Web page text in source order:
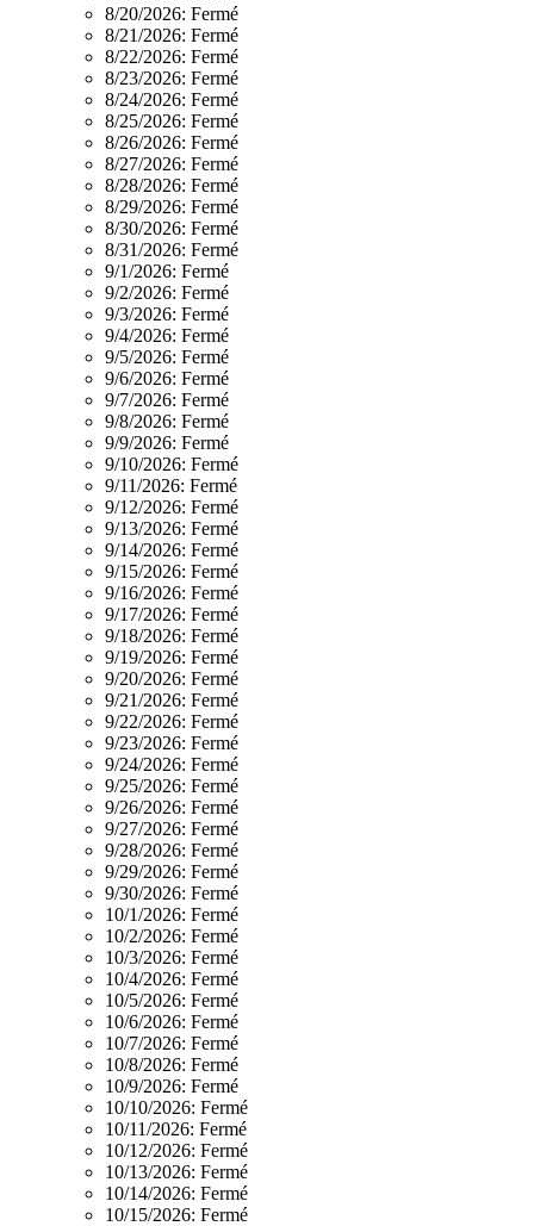
8/20/2026: Fermé
8/21/2026: Fermé
8/22/2026: Fermé
8/23/2026: Fermé
8/24/2026: Fermé
8/25/2026: Fermé
8/26/2026: Fermé
8/27/2026: Fermé
8/28/2026: Fermé
8/29/2026: Fermé
8/30/2026: Fermé
8/31/2026: Fermé
9/1/2026: Fermé
9/2/2026: Fermé
9/3/2026: Fermé
9/4/2026: Fermé
9/5/2026: Fermé
9/6/2026: Fermé
9/7/2026: Fermé
9/8/2026: Fermé
9/9/2026: Fermé
9/10/2026: Fermé
9/11/2026: Fermé
9/12/2026: Fermé
9/13/2026: Fermé
9/14/2026: Fermé
9/15/2026: Fermé
9/16/2026: Fermé
9/17/2026: Fermé
9/18/2026: Fermé
9/19/2026: Fermé
9/20/2026: Fermé
9/21/2026: Fermé
9/22/2026: Fermé
9/23/2026: Fermé
9/24/2026: Fermé
9/25/2026: Fermé
9/26/2026: Fermé
9/27/2026: Fermé
9/28/2026: Fermé
9/29/2026: Fermé
9/30/2026: Fermé
10/1/2026: Fermé
10/2/2026: Fermé
10/3/2026: Fermé
10/4/2026: Fermé
10/5/2026: Fermé
10/6/2026: Fermé
10/7/2026: Fermé
10/8/2026: Fermé
10/9/2026: Fermé
10/10/2026: Fermé
10/11/2026: Fermé
10/12/2026: Fermé
10/13/2026: Fermé
10/14/2026: Fermé
10/15/2026: Fermé